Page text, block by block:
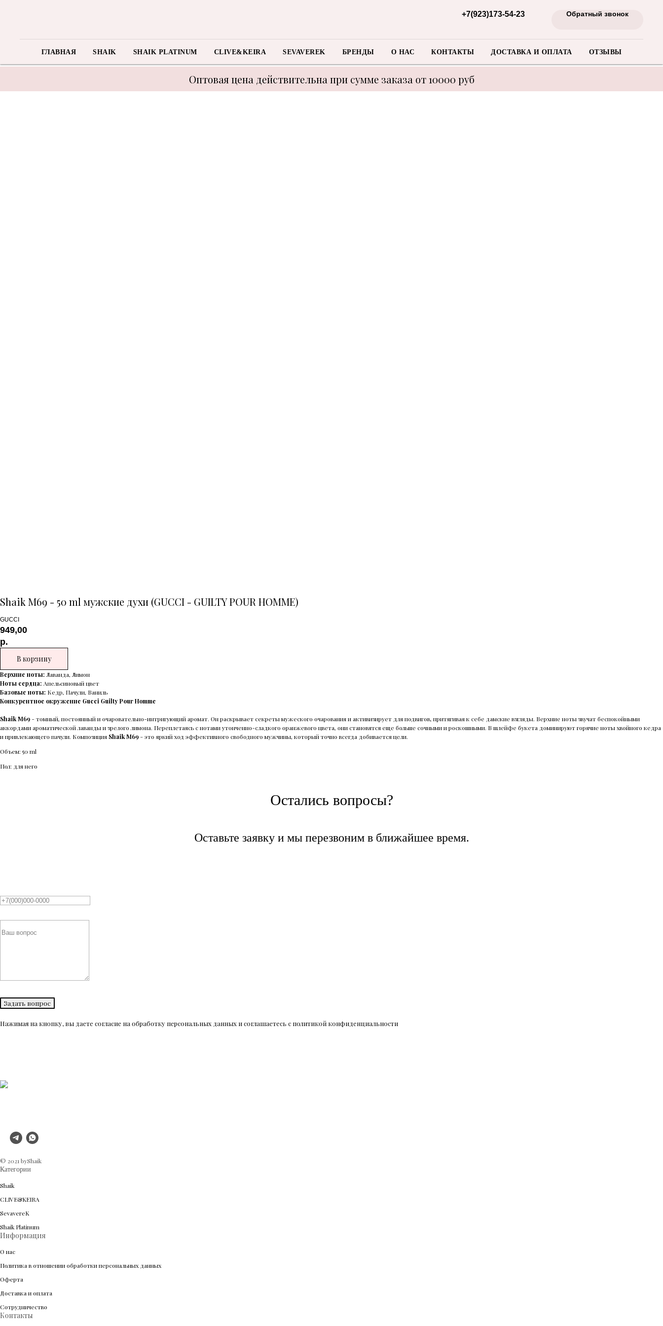
+7(923)173-54-23 Обратный звонок
ГЛАВНАЯ SHAIK SHAIK PLATINUM CLIVE&KEIRA SEVAVEREK БРЕНДЫ О НАС КОНТАКТЫ ДОСТАВКА И ОПЛАТА ОТЗЫВЫ
Оптовая цена действительна при сумме заказа от 10000 руб
В связи с техническими моментами цену уточнять у менеджера
Shaik M69 - 50 ml мужские духи (GUCCI - GUILTY POUR HOMME)
GUCCI
949,00
р.
В корзину
Верхние ноты: Лаванда, Лимон
Ноты сердца: Апельсиновый цвет
Базовые ноты: Кедр, Пачули, Ваниль
Конкурентное окружение Gucci Guilty Pour Homme
Shaik M69- томный, постоянный и очаровательно-интригующий аромат. Он раскрывает секреты мужеского очарования и активизирует для подвигов, притягивая к себе дамские взгляды. Верхние ноты звучат беспокойными
аккордами ароматической лаванды и зрелого лимона. Переплетаясь с нотами утонченно-сладкого оранжевого цвета, они становятся еще больше сочными и роскошными. В шлейфе букета доминируют горячие ноты хвойного кедра
и привлекающего пачули. Композиция Shaik M69- это яркий ход эффективного свободного мужчины, который точно всегда добивается цели.
Объем: 50 ml
Пол: для него
Остались вопросы?
Оставьте заявку и мы перезвоним в ближайшее время.
Задать вопрос
Нажимая на кнопку, вы даете согласие на обработку персональных данных и соглашаетесь c политикой конфиденциальности
© 2021 byShaik
Категории
Shaik
CLIVE&KEIRA
SevavereK
Shaik Platinum
Информация
О нас
Политика в отношении обработки персональных данных
Оферта
Доставка и оплата
Сотрудничество
Контакты